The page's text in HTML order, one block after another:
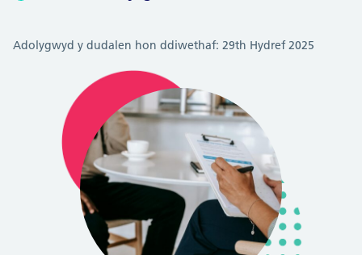
Adolygwyd y dudalen hon ddiwethaf: 29th Hydref 2025